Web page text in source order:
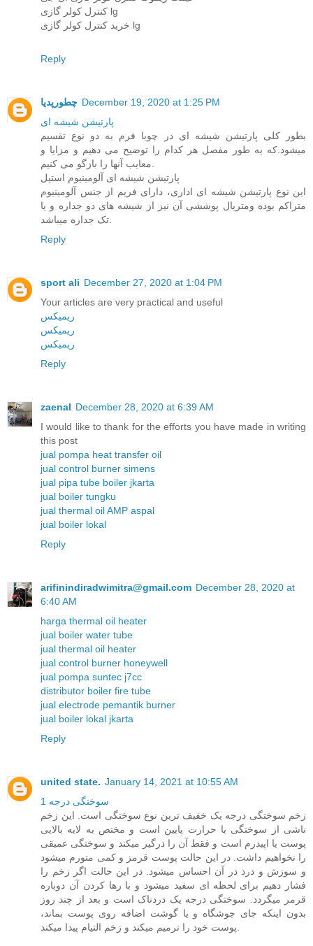
کنترل کولر گازی lg
خرید کنترل کولر گازی lg
Reply
چطورپدیا December 19, 2020 at 1:25 PM
پارتیشن شیشه ای
بطور کلی پارتیشن شیشه ای در چوبا فرم به دو نوع تقسیم
میشود.که به طور مفصل هر کدام را توضیح می دهیم و مزایا و
پارتیشن شیشه ای آلومینیوم استیل
این نوع پارتیشن شیشه ای اداری، دارای فریم از جنس آلومینیوم
متراکم بوده ومتریال پوششی آن نیز از شیشه های دو جداره و یا
Reply
sport ali December 27, 2020 at 1:04 PM
Your articles are very practical and useful
ریمیکس
ریمیکس
ریمیکس
Reply
zaenal December 28, 2020 at 6:39 AM
I would like to thank for the efforts you have made in writing
this post
jual pompa heat transfer oil
jual control burner simens
jual pipa tube boiler jkarta
jual boiler tungku
jual thermal oil AMP aspal
jual boiler lokal
Reply
arifinindiradwimitra@gmail.com December 28, 2020 at
6:40 AM
harga thermal oil heater
jual boiler water tube
jual thermal oil heater
jual control burner honeywell
jual pompa suntec j7cc
distributor boiler fire tube
jual electrode pemantik burner
jual boiler lokal jkarta
Reply
united state. January 14, 2021 at 10:55 AM
سوختگی درجه 1
زخم سوختگی درجه یک خفیف ترین نوع سوختگی است. این زخم
ناشی از سوختگی با حرارت پایین است و مختص به لایه بالایی
پوست یا اپیدرم است و فقط آن را درگیر میکند و سوختگی عمیقی
را نخواهیم داشت. در این حالت پوست قرمز و کمی متورم میشود
و سوزش و درد در آن احساس میشود. در این حالت اگر زخم را
فشار دهیم برای لحظه ای سفید میشود و با رها کردن آن دوباره
قرمر میگردد. سوختگی درجه یک دردناک است و بعد از چند روز
بدون اینکه جای جوشگاه و یا گوشت اضافه روی پوست بماند،